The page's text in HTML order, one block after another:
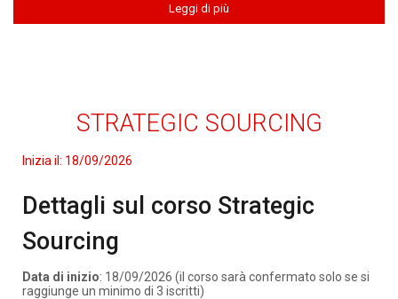
Leggi di più
STRATEGIC SOURCING
Inizia il: 18/09/2026
Dettagli sul corso Strategic
Sourcing
Data di inizio: 18/09/2026 (il corso sarà confermato solo se si
raggiunge un minimo di 3 iscritti)